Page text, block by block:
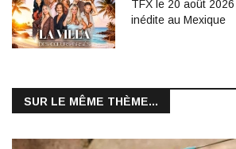
TFX le 20 août
inédite au Mexique
SUR LE MÊME THÈME...